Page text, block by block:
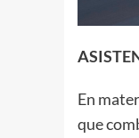
En
que